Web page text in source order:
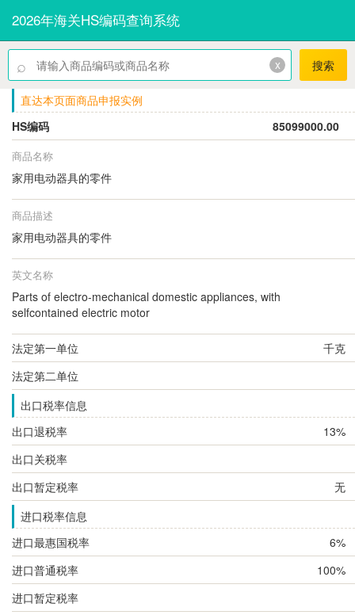
2026年海关HS编码查询系统
⌕ x 搜索
直达本页面商品申报实例
HS编码
85099000.00
商品名称
家用电动器具的零件
商品描述
家用电动器具的零件
英文名称
Parts of electro-mechanical domestic appliances, with
selfcontained electric motor
法定第一单位
千克
法定第二单位
出口税率信息
出口退税率
13%
出口关税率
出口暂定税率
无
进口税率信息
进口最惠国税率
6%
进口普通税率
100%
进口暂定税率